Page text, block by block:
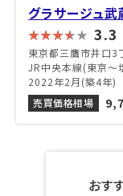
グラサージュ
3.3
東京都三鷹市井口3
JR中央本線(東京～
2022年2月(築4年)
売買価格相場
おす